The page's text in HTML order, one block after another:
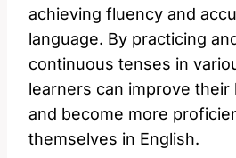
achieving fluency and
language. By practicing
continuous tenses in
learners can improve their
and become ⁢more
themselves in English.